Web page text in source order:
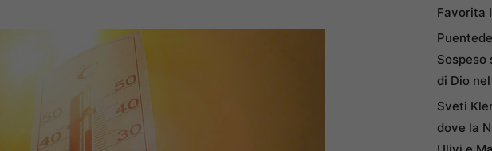
Favorita
Sospeso
di Dio
Sveti
dove la